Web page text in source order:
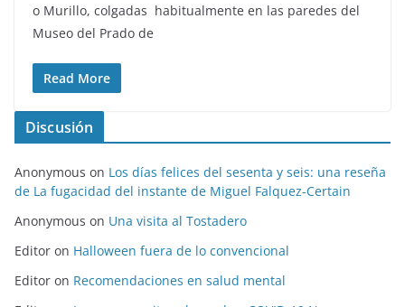
o Murillo, colgadas habitualmente en las paredes del
Museo del Prado de
Read More
Discusión
Anonymous on Los días felices del sesenta y seis: una reseña
de La fugacidad del instante de Miguel Falquez-Certain
Anonymous on Una visita al Tostadero
Editor on Halloween fuera de lo convencional
Editor on Recomendaciones en salud mental